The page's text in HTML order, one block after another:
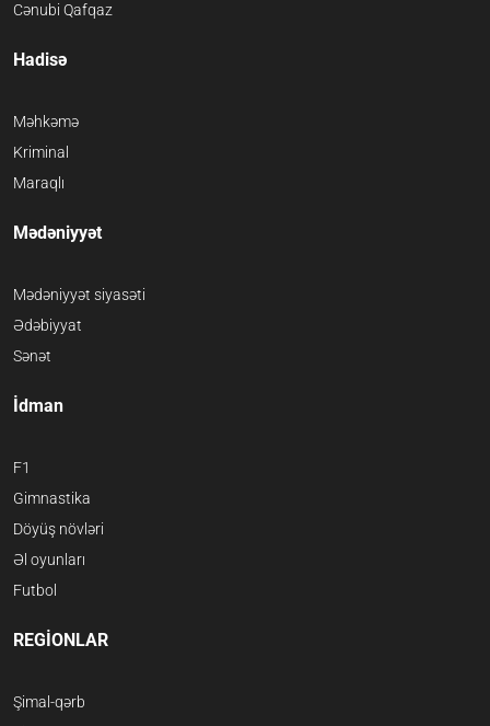
Cənubi Qafqaz
Hadisə
Məhkəmə
Kriminal
Maraqlı
Mədəniyyət
Mədəniyyət siyasəti
Ədəbiyyat
Sənət
İdman
F1
Gimnastika
Döyüş növləri
Əl oyunları
Futbol
REGİONLAR
Şimal-qərb